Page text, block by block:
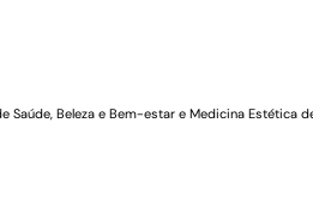
Beleza e Bem-estar e Medicina Estética